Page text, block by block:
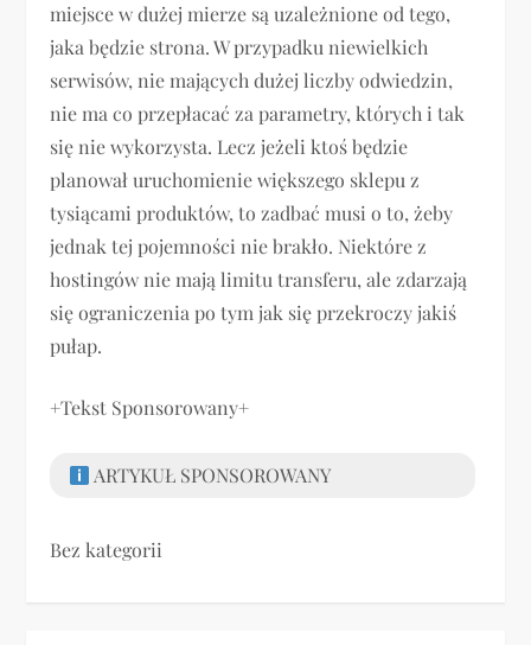
miejsce w dużej mierze są uzależnione od tego,
jaka będzie strona. W przypadku niewielkich
serwisów, nie mających dużej liczby odwiedzin,
nie ma co przepłacać za parametry, których i tak
się nie wykorzysta. Lecz jeżeli ktoś będzie
planował uruchomienie większego sklepu z
tysiącami produktów, to zadbać musi o to, żeby
jednak tej pojemności nie brakło. Niektóre z
hostingów nie mają limitu transferu, ale zdarzają
się ograniczenia po tym jak się przekroczy jakiś
pułap.
+Tekst Sponsorowany+
ARTYKUŁ SPONSOROWANY
Bez kategorii